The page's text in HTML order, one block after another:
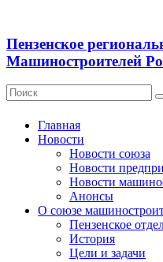
Пензенское
Машиностроителей
Главная
Новости
Новости союза
Новости
Новости
Анонсы
О союзе
Пензенское
История
Цели и задачи